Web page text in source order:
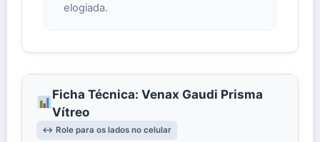
elogiada.
Ficha Técnica: Venax Gaudi Prisma
Vítreo
↔️ Role para os lados no celular